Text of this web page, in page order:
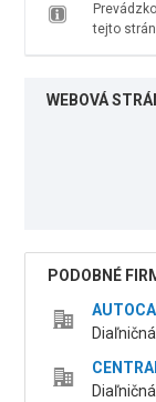
tejto
WEBOVÁ
PODOBNÉ